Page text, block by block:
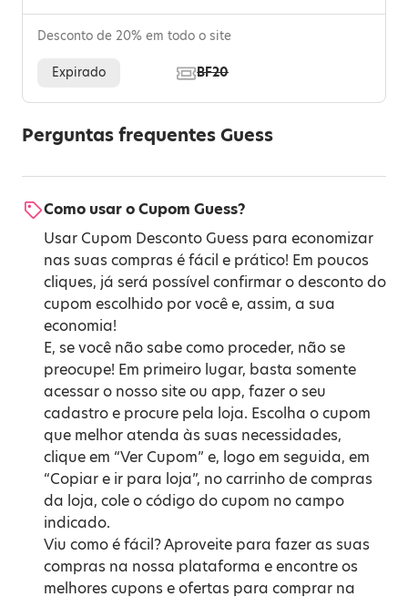
Desconto de 20% em todo o site
Expirado BF20
Perguntas frequentes Guess
Como usar o Cupom Guess?
Usar Cupom Desconto Guess para economizar
nas suas compras é fácil e prático! Em poucos
cliques, já será possível confirmar o desconto do
cupom escolhido por você e, assim, a sua
economia!
E, se você não sabe como proceder, não se
preocupe! Em primeiro lugar, basta somente
acessar o nosso site ou app, fazer o seu
cadastro e procure pela loja. Escolha o cupom
que melhor atenda às suas necessidades,
clique em “Ver Cupom” e, logo em seguida, em
“Copiar e ir para loja”, no carrinho de compras
da loja, cole o código do cupom no campo
indicado.
Viu como é fácil? Aproveite para fazer as suas
compras na nossa plataforma e encontre os
melhores cupons e ofertas para comprar na